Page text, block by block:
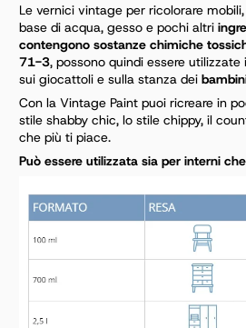
Le vernici vintage per ricolorare
base di acqua, gesso e pochi altri
contengono sostanze chimiche
71-3, possono quindi essere
sui giocattoli e sulla stanza dei
Con la Vintage Paint puoi ricreare in
stile shabby chic, lo stile chippy, il
che più ti piace.
Può essere utilizzata sia per interni